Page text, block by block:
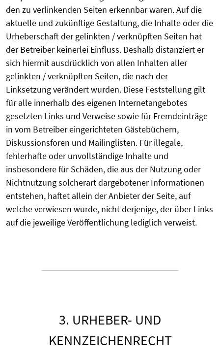
den zu verlinkenden Seiten erkennbar waren. Auf die
aktuelle und zukünftige Gestaltung, die Inhalte oder die
Urheberschaft der gelinkten / verknüpften Seiten hat
der Betreiber keinerlei Einfluss. Deshalb distanziert er
sich hiermit ausdrücklich von allen Inhalten aller
gelinkten / verknüpften Seiten, die nach der
Linksetzung verändert wurden. Diese Feststellung gilt
für alle innerhalb des eigenen Internetangebotes
gesetzten Links und Verweise sowie für Fremdeinträge
in vom Betreiber eingerichteten Gästebüchern,
Diskussionsforen und Mailinglisten. Für illegale,
fehlerhafte oder unvollständige Inhalte und
insbesondere für Schäden, die aus der Nutzung oder
Nichtnutzung solcherart dargebotener Informationen
entstehen, haftet allein der Anbieter der Seite, auf
welche verwiesen wurde, nicht derjenige, der über Links
auf die jeweilige Veröffentlichung lediglich verweist.
3. URHEBER- UND
KENNZEICHENRECHT